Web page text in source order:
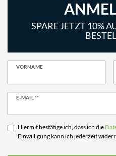
SPARE JETZT 10%
VORNAME
E-MAIL **
Newsletter
Hiermit bestätige ich, dass ich die
Einwilligung kann ich jederzeit